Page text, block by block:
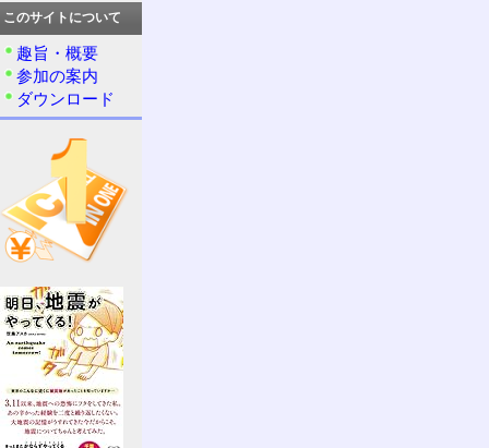
このサイトについて
趣旨・概要
参加の案内
ダウンロード